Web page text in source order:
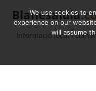
Blanesaldia
Informació local i
We use cookies to
experience on our
will assume